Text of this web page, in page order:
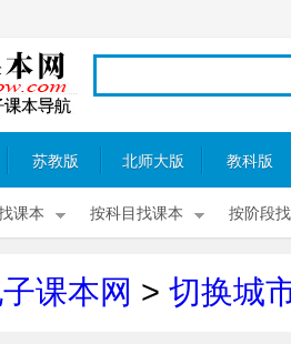
苏教版 北师大版 教科版
课本 按科目找课本 按阶段
课本网 > 切换城